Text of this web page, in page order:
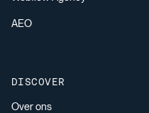
AEO
DISCOVER
Over ons